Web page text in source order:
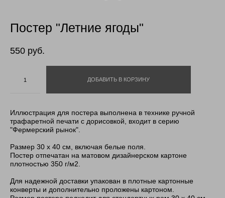
Постер "Летние ягоды"
550 pуб.
ДОБАВИТЬ В КОРЗИНУ
Иллюстрация для постера выполнена в технике ручной
трафаретной печати с дорисовкой, входит в серию
"Фермерский рынок".
Размер 30 х 40 см, включая белые поля.
Постер отпечатан на матовом дизайнерском картоне
плотностью 350 г/м2.
Для надежной доставки упакован в плотные картонные
конверты и дополнительно проложены картоном.